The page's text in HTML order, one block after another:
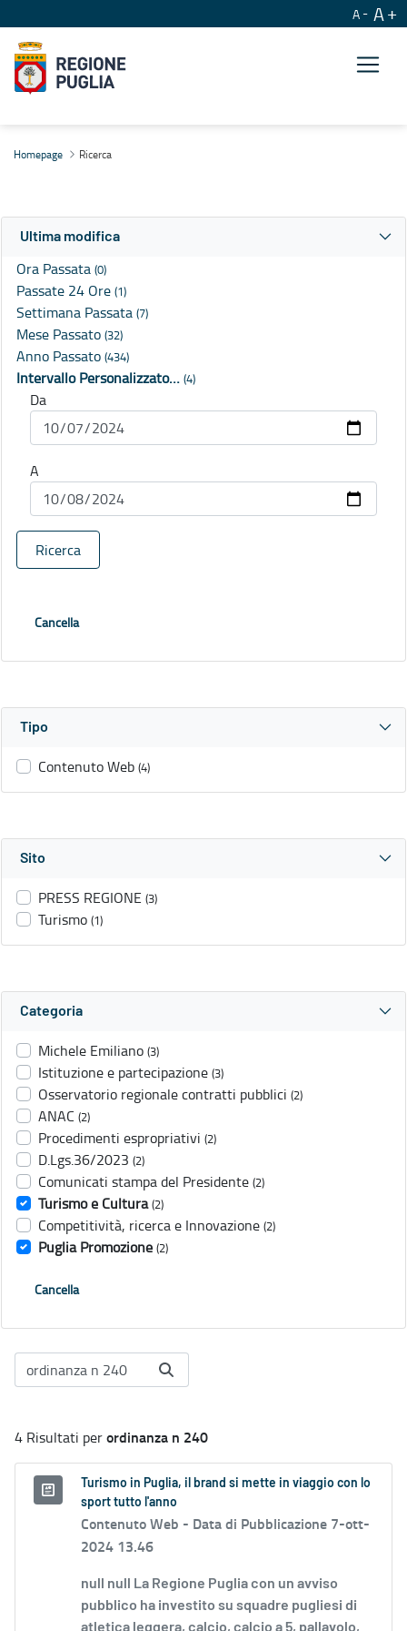
A A
Homepage Ricerca
Ultima modifica
Ora Passata (0)
Passate 24 Ore (1)
Settimana Passata (7)
Mese Passato (32)
Anno Passato (434)
Intervallo Personalizzato… (4)
Da
A
Ricerca
Cancella
Tipo
Contenuto Web (4)
Sito
PRESS REGIONE (3)
Turismo (1)
Categoria
Michele Emiliano (3)
Istituzione e partecipazione (3)
Osservatorio regionale contratti pubblici (2)
ANAC (2)
Procedimenti espropriativi (2)
D.Lgs.36/2023 (2)
Comunicati stampa del Presidente (2)
Turismo e Cultura (2)
Competitività, ricerca e Innovazione (2)
Puglia Promozione (2)
Cancella
4 Risultati perordinanza n 240
Turismo in Puglia, il brand si mette in viaggio con lo
sport tutto l'anno
Contenuto Web - Data di Pubblicazione 7-ott-
2024 13.46
null null La Regione Puglia con un avviso
pubblico ha investito su squadre pugliesi di
atletica leggera, calcio, calcio a 5, pallavolo,